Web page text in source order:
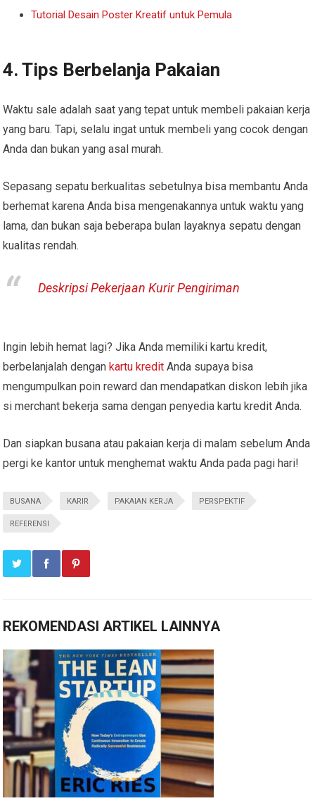
Tutorial Desain Poster Kreatif untuk Pemula
4. Tips Berbelanja Pakaian
Waktu sale adalah saat yang tepat untuk membeli pakaian kerja
yang baru. Tapi, selalu ingat untuk membeli yang cocok dengan
Anda dan bukan yang asal murah.
Sepasang sepatu berkualitas sebetulnya bisa membantu Anda
berhemat karena Anda bisa mengenakannya untuk waktu yang
lama, dan bukan saja beberapa bulan layaknya sepatu dengan
kualitas rendah.
Deskripsi Pekerjaan Kurir Pengiriman
Ingin lebih hemat lagi? Jika Anda memiliki kartu kredit,
berbelanjalah dengan kartu kredit Anda supaya bisa
mengumpulkan poin reward dan mendapatkan diskon lebih jika
si merchant bekerja sama dengan penyedia kartu kredit Anda.
Dan siapkan busana atau pakaian kerja di malam sebelum Anda
pergi ke kantor untuk menghemat waktu Anda pada pagi hari!
BUSANA KARIR PAKAIAN KERJA PERSPEKTIF
REFERENSI
REKOMENDASI ARTIKEL LAINNYA